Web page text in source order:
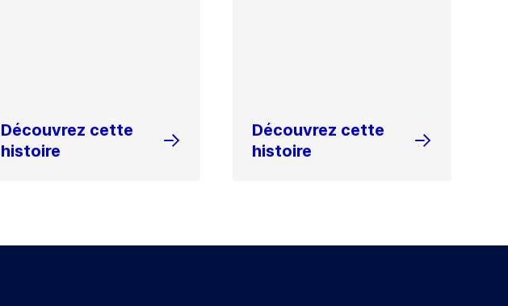
Découvrez cette
histoire
Découvrez cette
histoire